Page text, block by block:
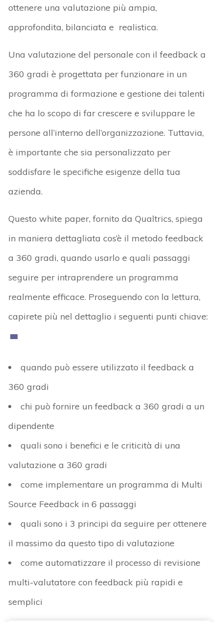
ottenere una valutazione più ampia,
approfondita, bilanciata e realistica.
Una valutazione del personale con il feedback a
360 gradi è progettata per funzionare in un
programma di formazione e gestione dei talenti
che ha lo scopo di far crescere e sviluppare le
persone all’interno dell’organizzazione. Tuttavia,
è importante che sia personalizzato per
soddisfare le specifiche esigenze della tua
azienda.
Questo white paper, fornito da Qualtrics, spiega
in maniera dettagliata cos’è il metodo feedback
a 360 gradi, quando usarlo e quali passaggi
seguire per intraprendere un programma
realmente efficace. Proseguendo con la lettura,
capirete più nel dettaglio i seguenti punti chiave:
quando può essere utilizzato il feedback a
360 gradi
chi può fornire un feedback a 360 gradi a un
dipendente
quali sono i benefici e le criticità di una
valutazione a 360 gradi
come implementare un programma di Multi
Source Feedback in 6 passaggi
quali sono i 3 principi da seguire per ottenere
il massimo da questo tipo di valutazione
come automatizzare il processo di revisione
multi-valutatore con feedback più rapidi e
semplici